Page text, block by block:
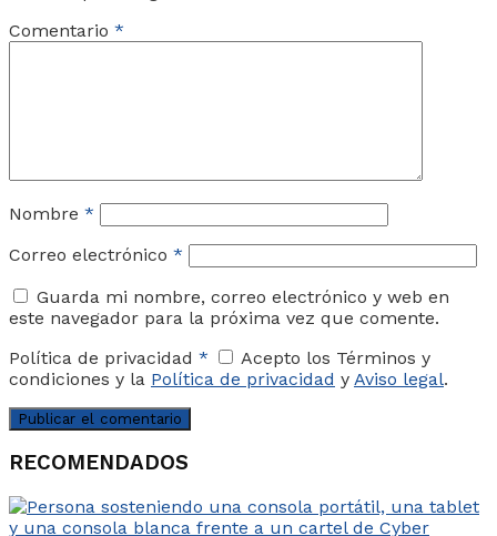
Comentario *
Nombre *
Correo electrónico *
Guarda mi nombre, correo electrónico y web en
este navegador para la próxima vez que comente.
Política de privacidad *
Acepto los Términos y
condiciones y la Política de privacidad y Aviso legal.
RECOMENDADOS